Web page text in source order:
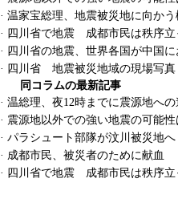
· 温家宝総理、地震被災地に向か
· 四川省で地震 成都市民は秩序立
· 四川省の地震、世界各国が中国
· 四川省 地震被災地域の現場写真
同コラムの最新記事
· 温総理、夜12時までに震源地へ
· 震源地以外での強い地震の可能
· パラシュート部隊が汶川被災地へ
· 成都市民、被災者のために献血
· 四川省で地震 成都市民は秩序立